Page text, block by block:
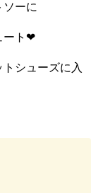
ーに
ト ❤︎
シューズに入